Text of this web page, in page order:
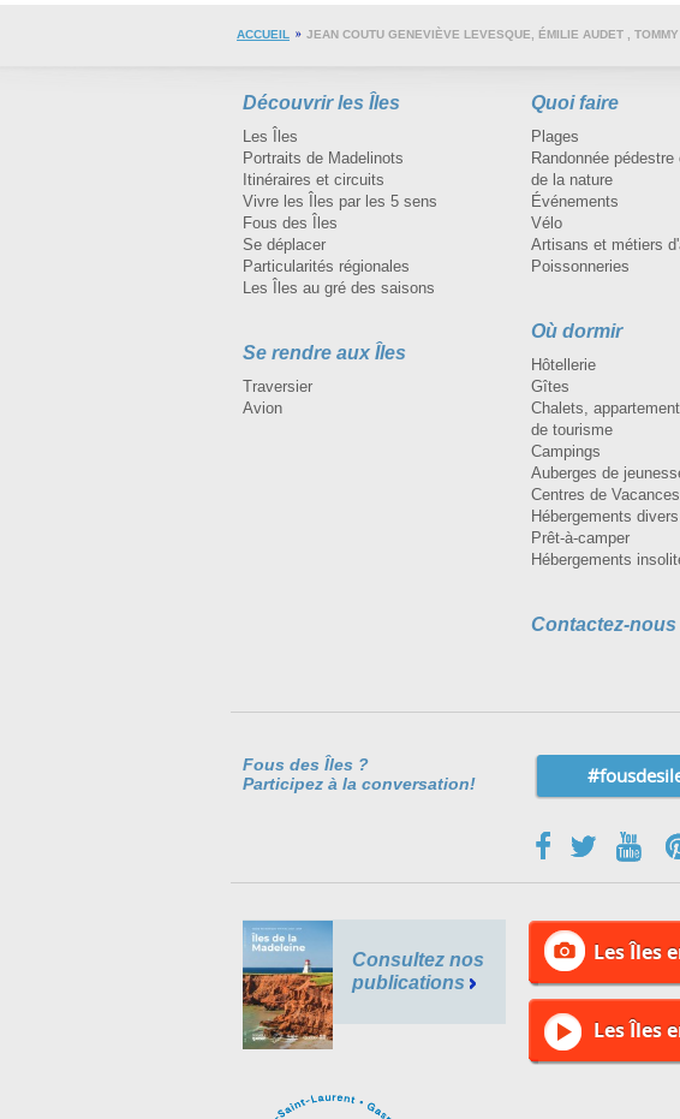
ACCUEIL JEAN COUTU GENEVIÈVE LEVESQUE, ÉMILIE AUDET ,
Découvrir les Îles
Les Îles
Portraits de Madelinots
Itinéraires et circuits
Vivre les Îles par les 5 sens
Fous des Îles
Se déplacer
Particularités régionales
Les Îles au gré des saisons
Se rendre aux Îles
Traversier
Avion
Quoi faire
Plages
Randonnée
de la nature
Événements
Vélo
Artisans et métiers
Poissonneries
Où dormir
Hôtellerie
Gîtes
Chalets,
de tourisme
Campings
Auberges de
Centres de Vacances
Hébergements divers
Prêt-à-camper
Hébergements
Contactez-nous
Fous des Îles ?
Participez à la conversation!
Consultez nos
publications
Les Îles
Les Îles